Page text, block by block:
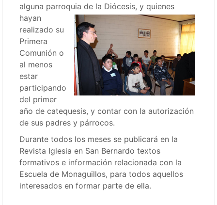
alguna parroquia de la Diócesis, y quienes
hayan
realizado su
Primera
Comunión o
al menos
estar
participando
del primer
año de catequesis, y contar con la autorización
de sus padres y párrocos.
Durante todos los meses se publicará en la
Revista Iglesia en San Bernardo textos
formativos e información relacionada con la
Escuela de Monaguillos, para todos aquellos
interesados en formar parte de ella.